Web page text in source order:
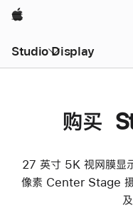
Apple
Studio Display
购买
27 英寸 5K 视网膜显
像素 Center Stage 摄